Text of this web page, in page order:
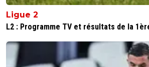
Ligue 2
L2 : Programme TV et résultats de la